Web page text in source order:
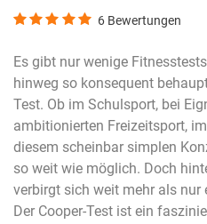
6Bewertungen
Es gibt nur wenige
hinweg so konsequent
Test. Ob im Schulsport, bei
ambitionierten Freizeitsport,
diesem scheinbar simplen
so weit wie möglich. Doch
verbirgt sich weit mehr als nur
Der Cooper-Test ist ein